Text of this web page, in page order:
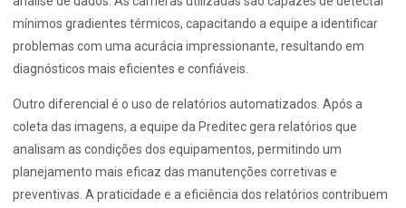
mínimos gradientes térmicos, capacitando a equipe a identificar
problemas com uma acurácia impressionante, resultando em
diagnósticos mais eficientes e confiáveis.
Outro diferencial é o uso de relatórios automatizados. Após a
coleta das imagens, a equipe da Preditec gera relatórios que
analisam as condições dos equipamentos, permitindo um
planejamento mais eficaz das manutenções corretivas e
preventivas. A praticidade e a eficiência dos relatórios contribuem